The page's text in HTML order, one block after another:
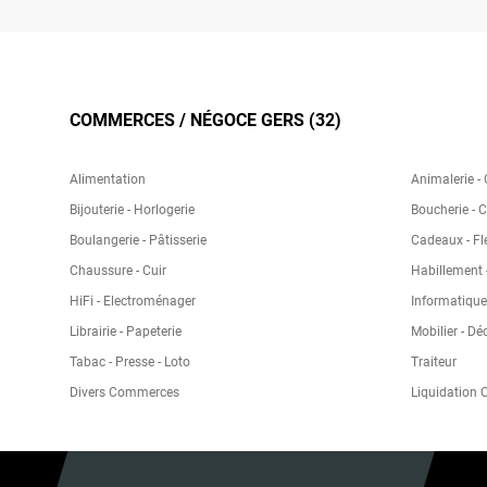
COMMERCES / NÉGOCE GERS (32)
Alimentation
Animalerie -
Bijouterie - Horlogerie
Boucherie -
Boulangerie - Pâtisserie
Cadeaux -
Chaussure - Cuir
Habillement
HiFi - Electroménager
Librairie - Papeterie
Mobilier -
Tabac - Presse - Loto
Traiteur
Divers Commerces
Liquidation